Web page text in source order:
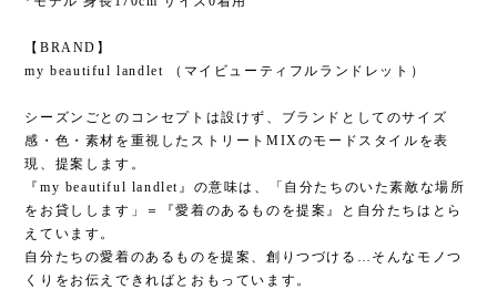
【BRAND】
my beautiful landlet （マイビューティフルランドレット）
シーズンごとのコンセプトは設けず、ブランドとしてのサイズ
感・色・素材を重視したストリートMIXのモードスタイルを表
現、提案します。
『my beautiful landlet』の意味は、「自分たちのいた素敵な場所
をお貸しします」＝『愛着のあるものを提案』と自分たちはとら
えています。
自分たちの愛着のあるものを提案、創りつづける…そんなモノつ
くりをお伝えできればとおもっています。